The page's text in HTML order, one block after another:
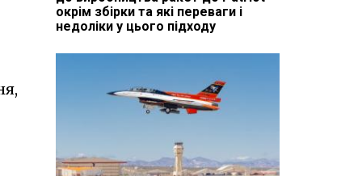
окрім збірки та які переваги і
недоліки у цього підходу